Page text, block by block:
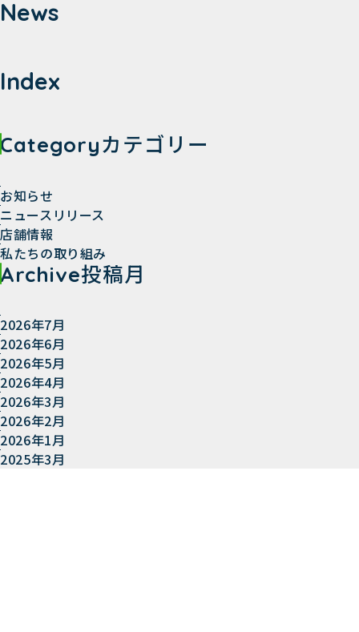
e
o
News
Index
Categoryカテゴリー
お知らせ
ニュースリリース
店舗情報
私たちの取り組み
Archive投稿月
2026年7月
2026年6月
2026年5月
2026年4月
2026年3月
2026年2月
2026年1月
2025年3月